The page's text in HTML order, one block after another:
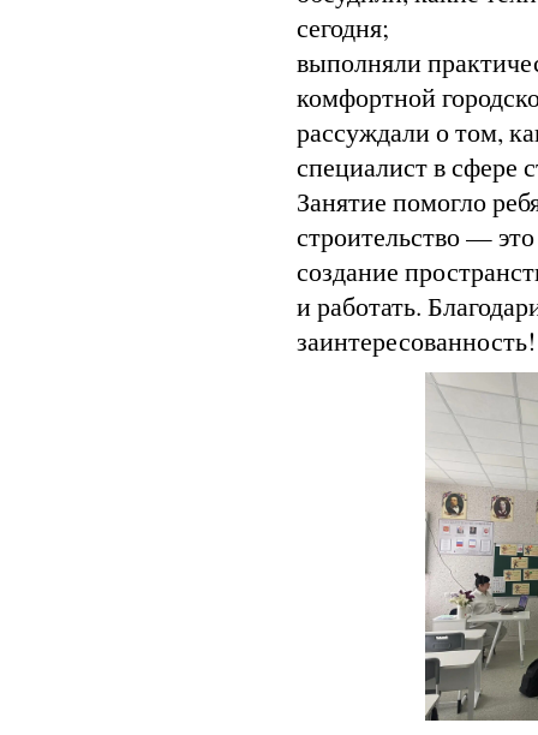
сегодня;
выполняли
комфортной
рассуждали о том,
специалист в сфере
Занятие помогло
строительство —
создание
и работать.
заинтересованность!